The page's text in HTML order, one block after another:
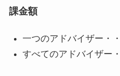
課金額
一つのアドバイザー・
すべてのアドバイザー